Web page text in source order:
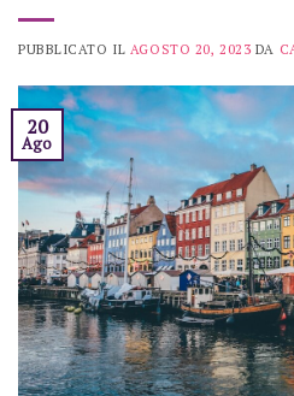
PUBBLICATO IL AGOSTO 20, 2023 DA
20
Ago